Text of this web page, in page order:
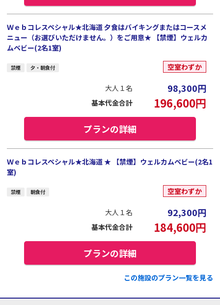
Ｗｅｂコレスペシャル★北海道 夕食はバイキングまたはコースメ
ニュー（お選びいただけません。）をご用意★ 【禁煙】ウェルカ
ムベビー(2名1室)
禁煙 夕・朝食付 空室わずか
大人１名 98,300円
基本代金合計 196,600円
プランの詳細
Ｗｅｂコレスペシャル★北海道 ★ 【禁煙】ウェルカムベビー(2名1
室)
禁煙 朝食付 空室わずか
大人１名 92,300円
基本代金合計 184,600円
プランの詳細
この施設のプラン一覧を見る